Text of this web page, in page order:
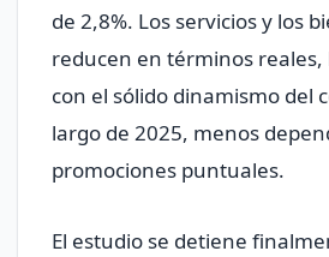
de 2,8%. Los servicios y los
reducen en términos reales,
con el sólido dinamismo del
largo de 2025, menos
promociones puntuales.
El estudio se detiene